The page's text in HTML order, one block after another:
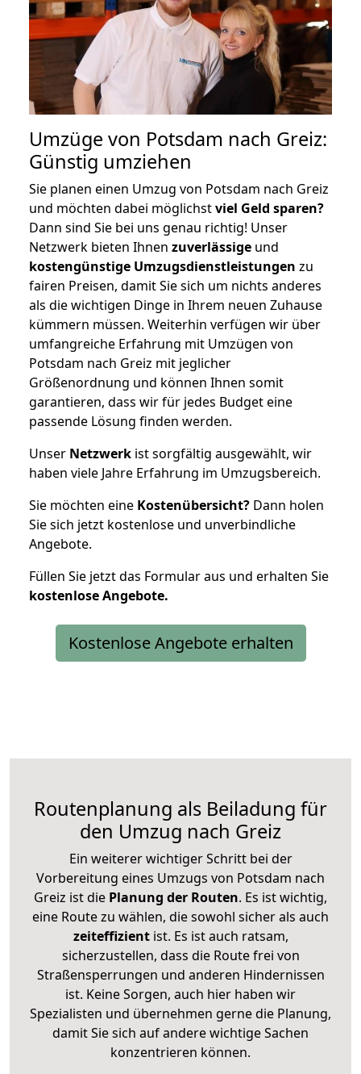
Umzüge von Potsdam nach Greiz:
Günstig umziehen
Sie planen einen Umzug von Potsdam nach Greiz
und möchten dabei möglichstviel Geld sparen?
Dann sind Sie bei uns genau richtig! Unser
Netzwerk bieten Ihnen zuverlässige und
kostengünstige Umzugsdienstleistungen zu
fairen Preisen, damit Sie sich um nichts anderes
als die wichtigen Dinge in Ihrem neuen Zuhause
kümmern müssen. Weiterhin verfügen wir über
umfangreiche Erfahrung mit Umzügen von
Potsdam nach Greiz mit jeglicher
Größenordnung und können Ihnen somit
garantieren, dass wir für jedes Budget eine
passende Lösung finden werden.
Unser Netzwerk ist sorgfältig ausgewählt, wir
haben viele Jahre Erfahrung im Umzugsbereich.
Sie möchten eine Kostenübersicht? Dann holen
Sie sich jetzt kostenlose und unverbindliche
Angebote.
Füllen Sie jetzt das Formular aus und erhalten Sie
kostenloseAngebote.
Kostenlose Angebote erhalten
Routenplanung als Beiladung für
den Umzug nach Greiz
Ein weiterer wichtiger Schritt bei der
Vorbereitung eines Umzugs von Potsdam nach
Greiz ist die Planung der Routen. Es ist wichtig,
eine Route zu wählen, die sowohl sicher als auch
zeiteffizientist. Es ist auch ratsam,
sicherzustellen, dass die Route frei von
Straßensperrungen und anderen Hindernissen
ist. Keine Sorgen, auch hier haben wir
Spezialisten und übernehmen gerne die Planung,
damit Sie sich auf andere wichtige Sachen
konzentrieren können.